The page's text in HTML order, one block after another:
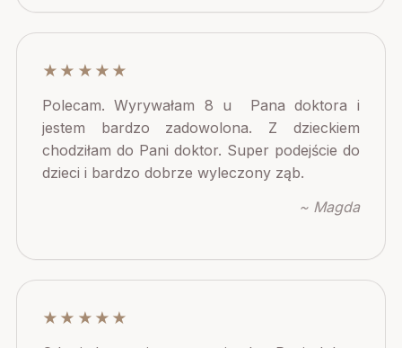
★★★★★
Polecam. Wyrywałam 8 u Pana doktora i
jestem bardzo zadowolona. Z dzieckiem
chodziłam do Pani doktor. Super podejście do
dzieci i bardzo dobrze wyleczony ząb.
~ Magda
★★★★★